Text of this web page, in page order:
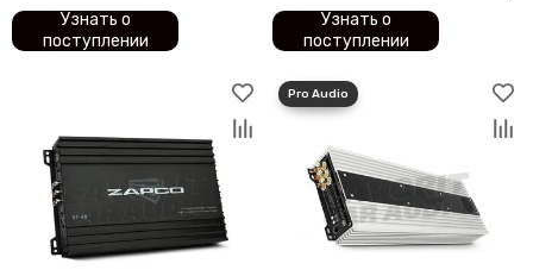
Узнать о
поступлении
Узнать о
поступлении